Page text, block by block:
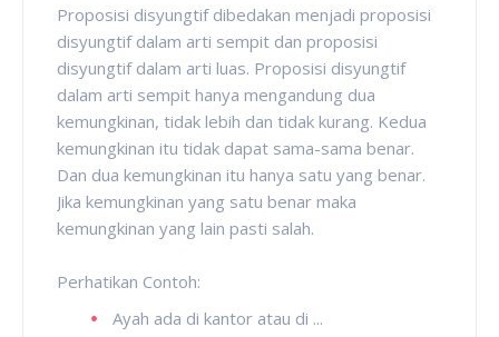
Proposisi disyungtif dibedakan menjadi proposisi
disyungtif dalam arti sempit dan proposisi
disyungtif dalam arti luas. Proposisi disyungtif
dalam arti sempit hanya mengandung dua
kemungkinan, tidak lebih dan tidak kurang. Kedua
kemungkinan itu tidak dapat sama-sama benar.
Dan dua kemungkinan itu hanya satu yang benar.
Jika kemungkinan yang satu benar maka
kemungkinan yang lain pasti salah.
Perhatikan Contoh:
Ayah ada di kantor atau di ...